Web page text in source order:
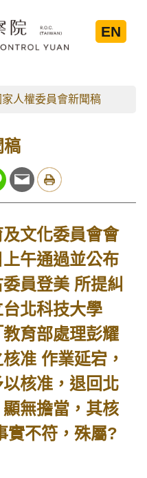
EN
家人權委員會新聞稿
稿
文化委員會會
午通過並公布
員登美 所提糾
北科技大學
育部處理彭耀
准 作業延宕，
核准，退回北
無擔當，其核
實不符，殊屬?